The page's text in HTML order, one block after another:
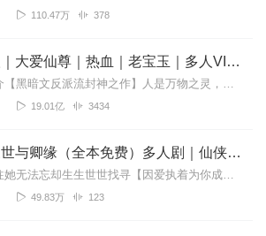
110.47万 378
蛊真人｜大爱仙尊｜热血｜老宝玉｜多人VIP免费有声剧
内容简介【黑暗文反派流封神之作】人是万物之灵，蛊是天地真精。一个穿越者不断重生的故事。一个养蛊、炼蛊、用蛊的奇特世界。配音组（男角色）老宝玉旁白...
19.01亿 3434
三生三世与卿缘（全本免费）多人剧｜仙侠虐恋无记白兔
天界过往她无法忘却生生世世找寻【因爱执着为你成妖】全书免费！精品多人剧，妖后VS道士，再次相遇是否还会一见钟情？可是，等等，那么多人？？？三生三世，谈个恋爱，...
49.83万 123